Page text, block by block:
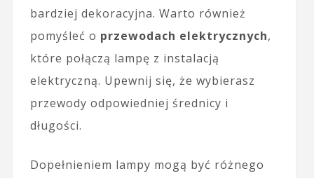
bardziej dekoracyjna. Warto również
pomyśleć o przewodach elektrycznych,
które połączą lampę z instalacją
elektryczną. Upewnij się, że wybierasz
przewody odpowiedniej średnicy i
długości.
Dopełnieniem lampy mogą być różnego